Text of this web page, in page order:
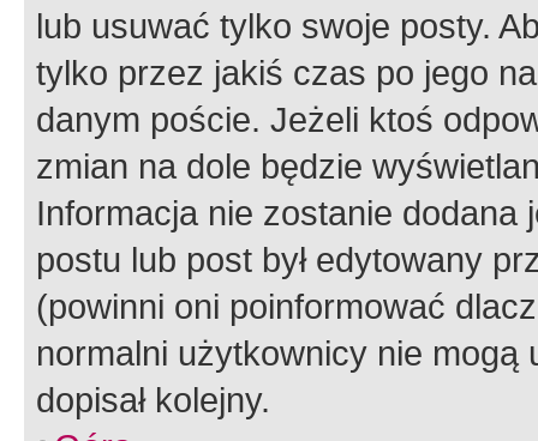
lub usuwać tylko swoje posty.
tylko przez jakiś czas po jego
danym poście. Jeżeli ktoś
zmian na dole będzie
Informacja nie zostanie dodana
postu lub post był edytowany
(powinni oni poinformować
normalni użytkownicy nie
dopisał kolejny.